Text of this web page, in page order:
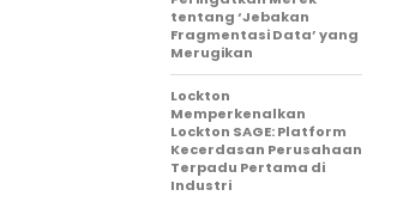
tentang ‘Jebakan
Fragmentasi Data’ yang
Merugikan
Lockton
Memperkenalkan
Lockton SAGE: Platform
Kecerdasan Perusahaan
Terpadu Pertama di
Industri